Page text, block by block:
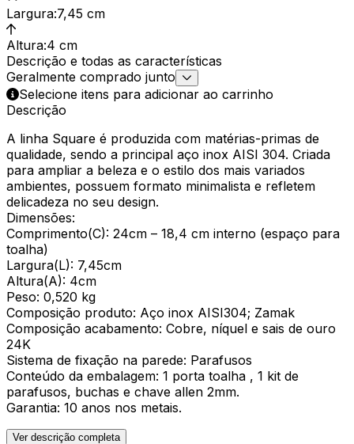
Largura:7,45 cm
Altura:4 cm
Descrição e todas as características
Geralmente comprado junto
Selecione itens para adicionar ao carrinho
Descrição
A linha Square é produzida com matérias-primas de
qualidade, sendo a principal aço inox AISI 304. Criada
para ampliar a beleza e o estilo dos mais variados
ambientes, possuem formato minimalista e refletem
delicadeza no seu design.
Dimensões:
Comprimento(C): 24cm – 18,4 cm interno (espaço para
toalha)
Largura(L): 7,45cm
Altura(A): 4cm
Peso: 0,520 kg
Composição produto: Aço inox AISI304; Zamak
Composição acabamento: Cobre, níquel e sais de ouro
24K
Sistema de fixação na parede: Parafusos
Conteúdo da embalagem: 1 porta toalha , 1 kit de
parafusos, buchas e chave allen 2mm.
Garantia: 10 anos nos metais.
Ver descrição completa